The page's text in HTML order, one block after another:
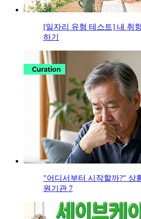
[일자리 유형 테스트] 내 취
하기
"어디서부터 시작할까?" 상
원기관 7